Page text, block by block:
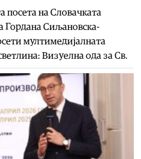
посета на Словачката
Гордана Сиљановска-
мултимедијалната
Визуелна ода за Св.